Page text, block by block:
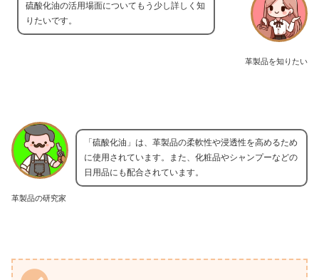
革製品を知りたい
硫酸化油の活用場面についてもう少し詳しく知
りたいです。
革製品の研究家
「硫酸化油」は、革製品の柔軟性や浸透性を高めるため
に使用されています。また、化粧品やシャンプーなどの
日用品にも配合されています。